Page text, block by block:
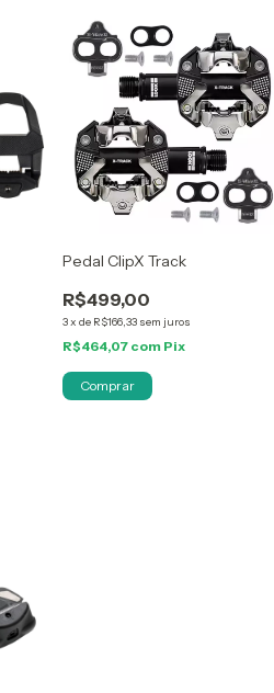
Pedal ClipX Track
R$499,00
3x de R$166,33 sem juros
R$464,07 com Pix